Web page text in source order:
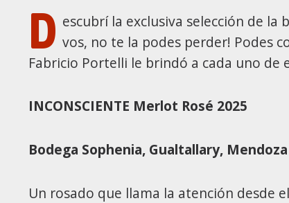
D escubrí la exclusiva selección de
vos, no te la podes perder! Podes
Fabricio Portelli le brindó a cada uno de
INCONSCIENTE Merlot Rosé 2025
Bodega Sophenia, Gualtallary, Mendoza
Un rosado que llama la atención desde